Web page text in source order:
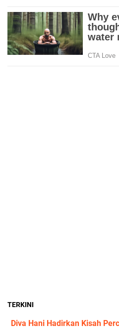
TERKINI
Diva Hani Hadirkan Kisah